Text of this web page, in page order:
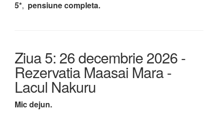
5*, pensiune completa.
Ziua 5: 26 decembrie 2026 -
Rezervatia Maasai Mara -
Lacul Nakuru
Mic dejun.